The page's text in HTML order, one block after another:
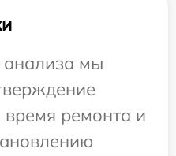
анализа мы
время ремонта и